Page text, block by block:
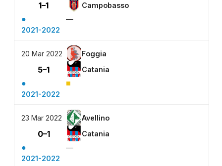
1–1 Campobasso
●
—
2021-2022
20 Mar 2022 Foggia
5–1 Catania
● ■
2021-2022
23 Mar 2022 Avellino
0–1 Catania
●
—
2021-2022